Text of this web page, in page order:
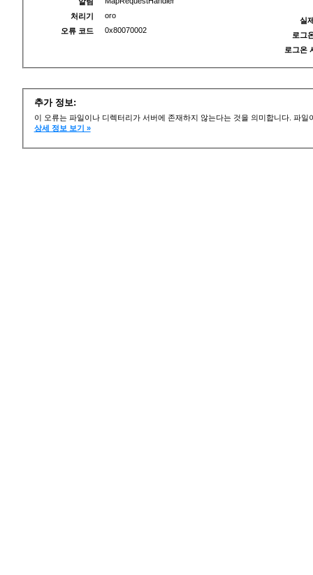
처리기
oro
오류 코드
0x80070002
실
로그
로그온
추가 정보:
이 오류는 파일이나 디렉터리가 서버에 존재하지 않는다는 것을 의미합니다. 파
상세 정보 보기 »